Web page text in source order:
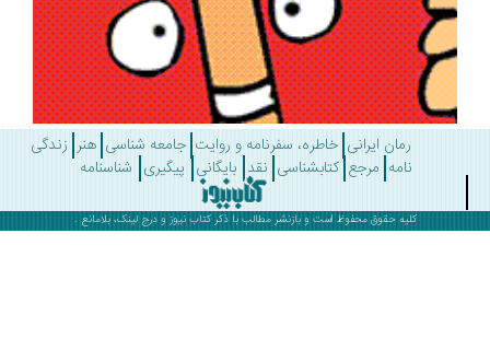
رمان ایرانی خاطره، سفرنامه و روایت جامعه شناسی هنر زندگی
مرجع کتابشناسی نقد بایگانی پیگیری شناسنامه
کلیه حقوق محفوظ است و بازنشر مطالب با ذکرکتاب نیوزو درج لینک، بلامانع .